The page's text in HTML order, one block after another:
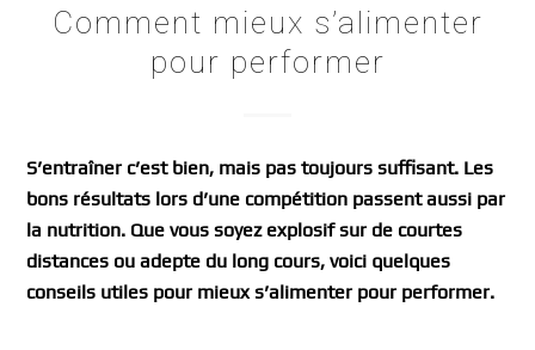
Comment mieux s’alimenter
pour performer
S’entraîner c’est bien, mais pas toujours suffisant. Les
bons résultats lors d’une compétition passent aussi par
la nutrition. Que vous soyez explosif sur de courtes
distances ou adepte du long cours, voici quelques
conseils utiles pour mieux s’alimenter pour performer.